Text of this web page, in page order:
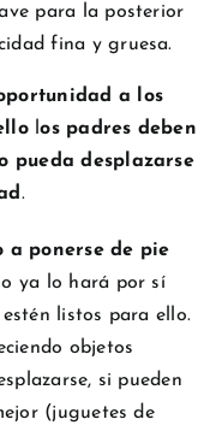
para la posterior
fina y gruesa.
a los
los padres deben
pueda desplazarse
.
a ponerse de pie
ya lo hará por sí
listos para ello.
objetos
si pueden
(juguetes de